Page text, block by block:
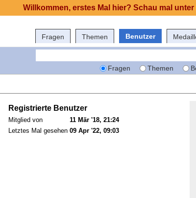
Fragen Themen Benutzer
Fragen Themen
Registrierte Benutzer
Mitglied von
11 Mär '18, 21:24
Letztes Mal gesehen 09 Apr '22, 09:03
Willkommen, erstes Mal hier? Schau mal unter